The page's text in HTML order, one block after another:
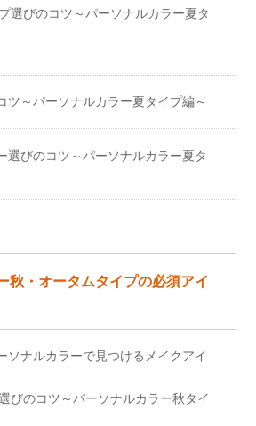
選びのコツ～パーソナルカラー夏タ
ツ～パーソナルカラー夏タイプ編～
選びのコツ～パーソナルカラー夏タ
秋・オータムタイプの必須アイ
ソナルカラーで見つけるメイクアイ
びのコツ～パーソナルカラー秋タイ